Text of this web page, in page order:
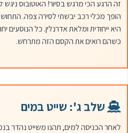
זה הרגע הכי מרגש בסיור! האוטובוס
הופך מכלי רכב יבשתי לסירה צפה.
היא ייחודית ומלאת אדרנלין. כל הנוסעים
כשהם רואים את הקסם הזה מתרחש.
שלב ג': שייט במים
לאחר הכניסה למים, תהנו משייט נהדר